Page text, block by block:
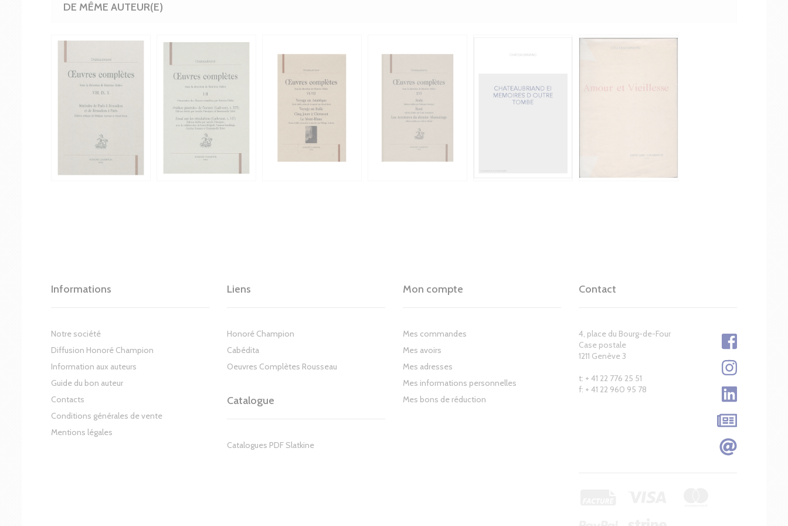
DE MÊME AUTEUR(E)
Informations
Notre société
Diffusion Honoré Champion
Information aux auteurs
Guide du bon auteur
Contacts
Conditions générales de vente
Mentions légales
Liens
Honoré Champion
Cabédita
Oeuvres Complètes Rousseau
Catalogue
Catalogues PDF Slatkine
Mon compte
Mes commandes
Mes avoirs
Mes adresses
Mes informations personnelles
Mes bons de réduction
Contact
4, place du Bourg-de-Four
Case postale
1211 Genève 3
t: + 41 22 776 25 51
f: + 41 22 960 95 78